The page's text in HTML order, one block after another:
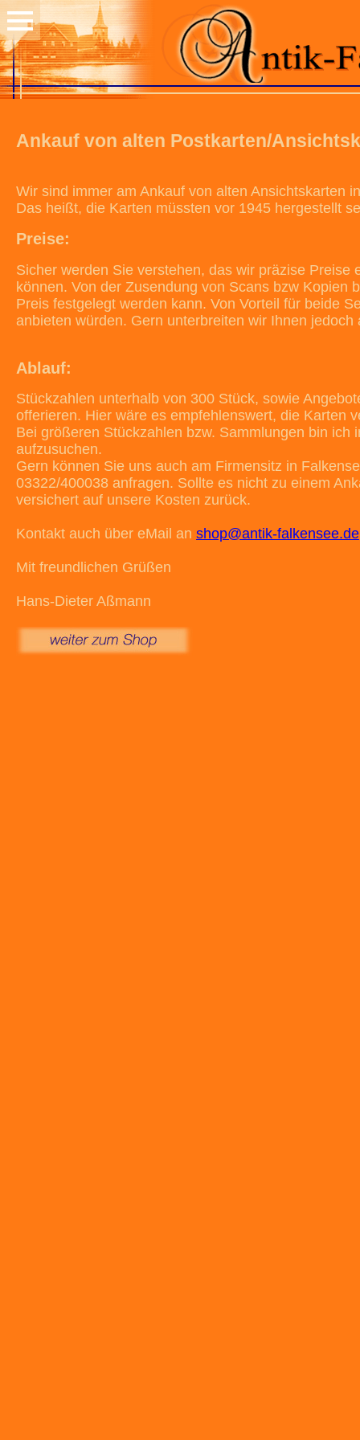
Ankauf von alten Postkarten/
Wir sind immer am Ankauf von alten Ansichtskarten
Das heißt, die Karten müssten vor 1945 hergestellt
Preise:
Sicher werden Sie verstehen, das wir präzise
können. Von der Zusendung von Scans bzw Kopien
Preis festgelegt werden kann. Von Vorteil für beide
anbieten würden. Gern unterbreiten wir Ihnen jedoch
Ablauf:
Stückzahlen unterhalb von 300 Stück, sowie
offerieren. Hier wäre es empfehlenswert, die Karten
Bei größeren Stückzahlen bzw. Sammlungen bin
aufzusuchen.
Gern können Sie uns auch am Firmensitz in
03322/400038 anfragen. Sollte es nicht zu einem
versichert auf unsere Kosten zurück.
Kontakt auch über eMail an shop@antik-falkensee.de
Mit freundlichen Grüßen
Hans-Dieter Aßmann